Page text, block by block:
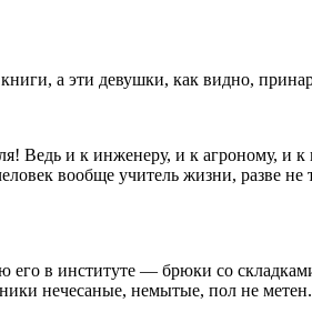
а эти девушки, как видно,
Ведь и к инженеру, и к агроному, и
вообще учитель жизни, разве не
в институте — брюки со
нечесаные, немытые, пол не